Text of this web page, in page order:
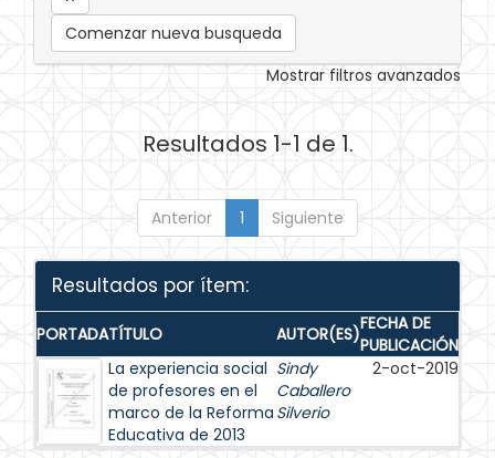
Comenzar nueva busqueda
Mostrar filtros avanzados
Resultados 1-1 de 1.
Anterior 1 Siguiente
Resultados por ítem:
PORTADATÍTULO AUTOR(ES)FECHA DE
PUBLICACIÓN
La experiencia social
de profesores en el
marco de la Reforma
Educativa de 2013
Sindy
Caballero
Silverio
2-oct-2019